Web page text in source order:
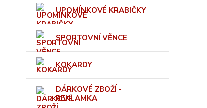
UPOMÍNKOVÉ KRABIČKY
SPORTOVNÍ VĚNCE
KOKARDY
DÁRKOVÉ ZBOŽÍ -
REKLAMKA